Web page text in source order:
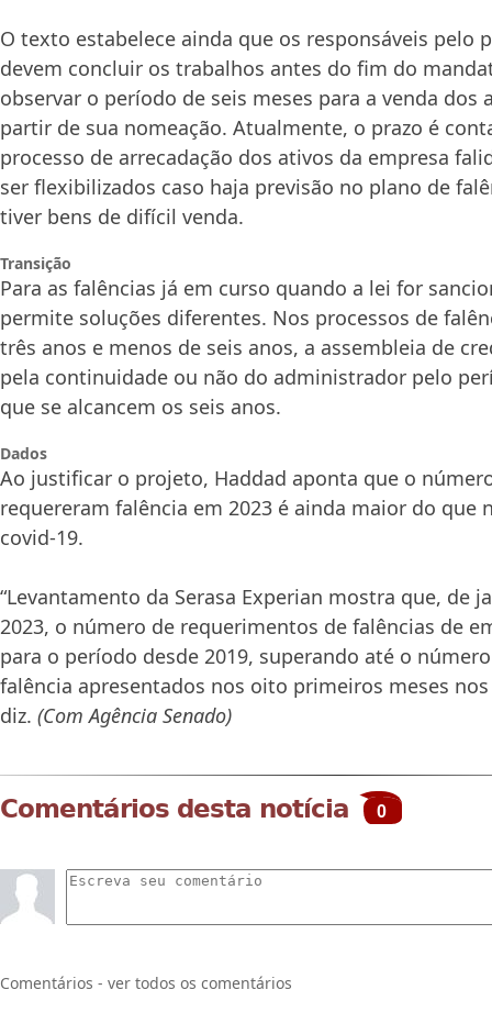
O texto estabelece ainda que os responsáveis pelo
devem concluir os trabalhos antes do fim do
observar o período de seis meses para a venda dos
partir de sua nomeação. Atualmente, o prazo é
processo de arrecadação dos ativos da empresa
ser flexibilizados caso haja previsão no plano de
tiver bens de difícil venda.
Transição
Para as falências já em curso quando a lei for
permite soluções diferentes. Nos processos de
três anos e menos de seis anos, a assembleia de
pela continuidade ou não do administrador pelo
que se alcancem os seis anos.
Dados
Ao justificar o projeto, Haddad aponta que o
requereram falência em 2023 é ainda maior do que
covid-19.
“Levantamento da Serasa Experian mostra que, de
2023, o número de requerimentos de falências de
para o período desde 2019, superando até o
falência apresentados nos oito primeiros meses
diz. (Com Agência Senado)
Comentários desta notícia 0
Comentários - ver todos os comentários